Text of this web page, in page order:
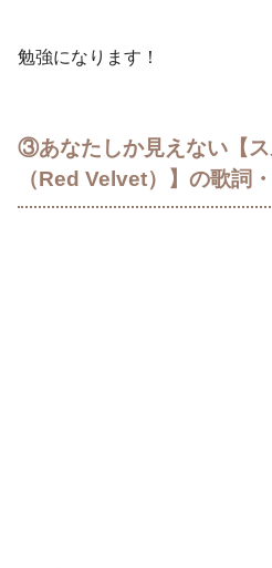
勉強になります！
③あなたしか見えない【ス
（Red Velvet）】の歌詞